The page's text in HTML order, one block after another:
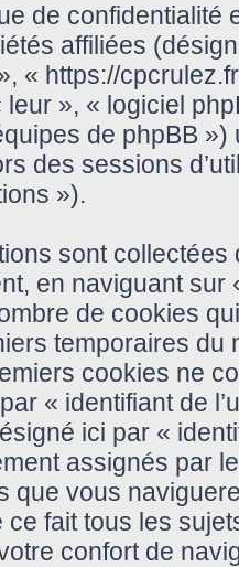
de confidentialité
affiliées
« https://
leur », « logiciel
de phpBB
des sessions
»).
sont
en naviguant
de cookies
temporaires du
cookies ne
« identifiant de
ici par «
assignés par
que vous
ce fait tous les
confort de